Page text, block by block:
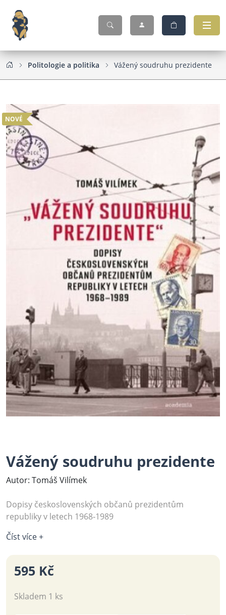
Politologie a politika Vážený soudruhu prezidente
NOVÉ
Vážený soudruhu prezidente
Autor: Tomáš Vilímek
Dopisy československých občanů prezidentům
republiky v letech 1968‑1989
Číst více +
595 Kč
Skladem 1 ks